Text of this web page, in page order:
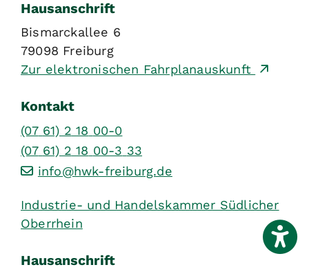
Hausanschrift
Bismarckallee 6
79098 Freiburg
Zur elektronischen Fahrplanauskunft
Kontakt
(07 61) 2 18 00-0
(07 61) 2 18 00-3 33
info@hwk-freiburg.de
Industrie- und Handelskammer Südlicher
Oberrhein
Hausanschrift